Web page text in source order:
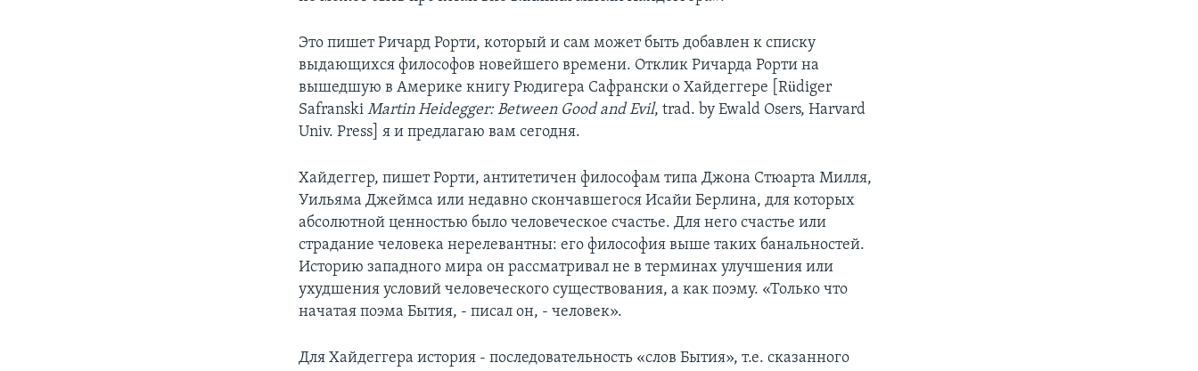
Это пишет Ричард Рорти, который и сам может быть добавлен к списку
выдающихся философов новейшего времени. Отклик Ричарда Рорти на
вышедшую в Америке книгу Рюдигера Сафрански о Хайдеггере [Rüdiger
SafranskiMartin Heidegger: Between Good and Evil, trad. by Ewald Osers, Harvard
Univ. Press] я и предлагаю вам сегодня.
Хайдеггер, пишет Рорти, антитетичен философам типа Джона Стюарта Милля,
Уильяма Джеймса или недавно скончавшегося Исайи Берлина, для которых
абсолютной ценностью было человеческое счастье. Для него счастье или
страдание человека нерелевантны: его философия выше таких банальностей.
Историю западного мира он рассматривал не в терминах улучшения или
ухудшения условий человеческого существования, а как поэму. «Только что
начатая поэма Бытия, - писал он, - человек».
Для Хайдеггера история - последовательность «слов Бытия», т.е. сказанного